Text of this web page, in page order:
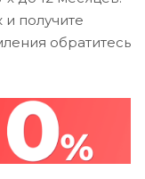
получите
обратитесь